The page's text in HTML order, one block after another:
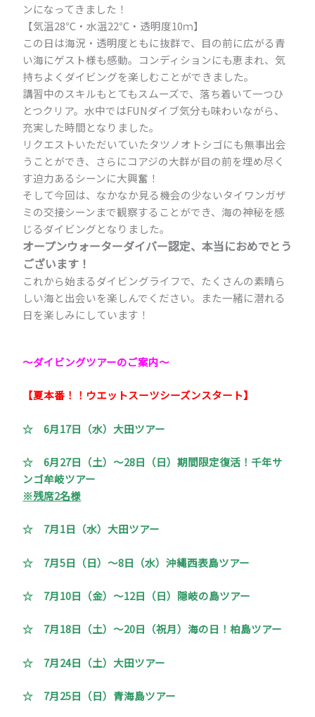
ンになってきました！
【気温28℃・水温22℃・透明度10ｍ】
この日は海況・透明度ともに抜群で、目の前に広がる青
い海にゲスト様も感動。コンディションにも恵まれ、気
持ちよくダイビングを楽しむことができました。
講習中のスキルもとてもスムーズで、落ち着いて一つひ
とつクリア。水中ではFUNダイブ気分も味わいながら、
充実した時間となりました。
リクエストいただいていたタツノオトシゴにも無事出会
うことができ、さらにコアジの大群が目の前を埋め尽く
す迫力あるシーンに大興奮！
そして今回は、なかなか見る機会の少ないタイワンガザ
ミの交接シーンまで観察することができ、海の神秘を感
じるダイビングとなりました。
オープンウォーターダイバー認定、本当におめでとう
ございます！
これから始まるダイビングライフで、たくさんの素晴ら
しい海と出会いを楽しんでください。また一緒に潜れる
日を楽しみにしています！
～ダイビングツアーのご案内～
【夏本番！！ウエットスーツシーズンスタート】
☆ 6月17日（水）大田ツアー
☆ 6月27日（土）～28日（日）期間限定復活！千年サ
ンゴ牟岐ツアー
※残席2名様
☆ 7月1日（水）大田ツアー
☆ 7月5日（日）～8日（水）沖縄西表島ツアー
☆ 7月10日（金）～12日（日）隠岐の島ツアー
☆ 7月18日（土）～20日（祝月）海の日！柏島ツアー
☆ 7月24日（土）大田ツアー
☆ 7月25日（日）青海島ツアー